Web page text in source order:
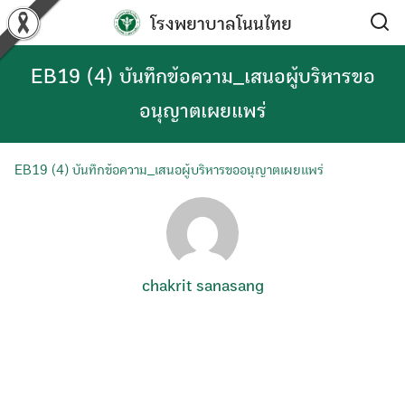
Skip
to
content
โรงพยาบาลโนนไทย
EB19 (4) บันทึกข้อความ_เสนอผู้บริหารขอ
อนุญาตเผยแพร่
EB19 (4) บันทึกข้อความ_เสนอผู้บริหารขออนุญาตเผยแพร่
chakrit sanasang